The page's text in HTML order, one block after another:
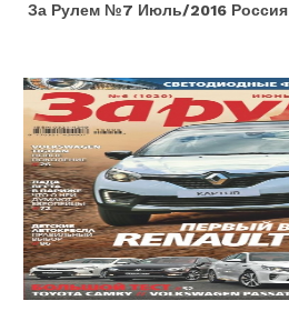
За Рулем №7 Июль/2016 Россия